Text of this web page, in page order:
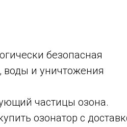
безопасная
воды и уничтожения
частицы озона.
озонатор с